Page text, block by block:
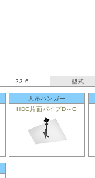
23.6 型式
天吊ハンガー
HDC片面パイプD～G